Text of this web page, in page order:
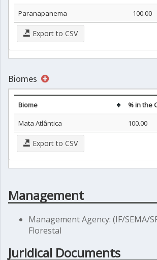
Paranapanema
100.00
Export to CSV
Biomes
Biome
% in the
Mata Atlântica
100.00
Export to CSV
Management
Management Agency: (IF/SEMA/
Florestal
Juridical Documents